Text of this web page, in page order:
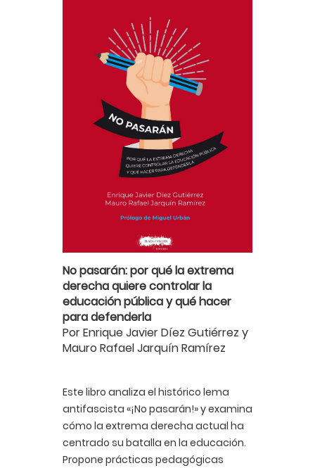
No pasarán: por qué la extrema
derecha quiere controlar la
educación pública y qué hacer
para defenderla
Por Enrique Javier Díez Gutiérrez y
Mauro Rafael Jarquín Ramírez
Este libro analiza el histórico lema
antifascista «¡No pasarán!» y examina
cómo la extrema derecha actual ha
centrado su batalla en la educación.
Propone prácticas pedagógicas